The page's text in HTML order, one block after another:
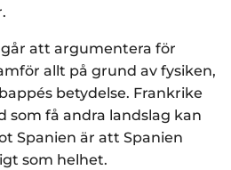
att argumentera för
allt på grund av fysiken,
betydelse. Frankrike
som få andra landslag kan
Spanien är att Spanien
som helhet.